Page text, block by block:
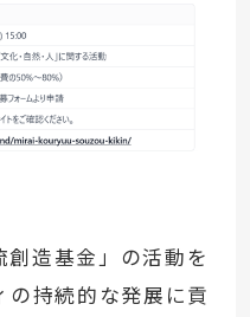
造基金」の活動を
の持続的な発展に貢